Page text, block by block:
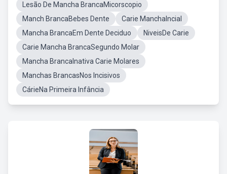
Lesão De Mancha BrancaMicorscopio
Manch BrancaBebes Dente
Carie ManchaIncial
Mancha BrancaEm Dente Deciduo
NiveisDe Carie
Carie Mancha BrancaSegundo Molar
Mancha BrancaInativa Carie Molares
Manchas BrancasNos Incisivos
CárieNa Primeira Infância